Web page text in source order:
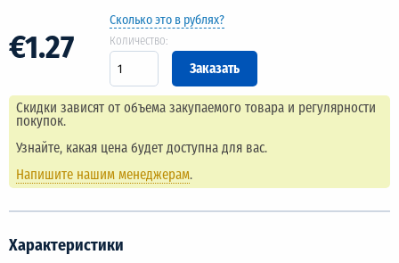
€1.27
Сколько это в рублях?
Количество:
Скидки зависят от объема закупаемого товара и регулярности
покупок.
Узнайте, какая цена будет доступна для вас.
Напишите нашим менеджерам.
Характеристики